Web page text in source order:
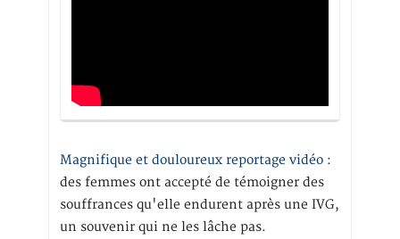
Magnifique et douloureux reportage vidéo :
des femmes ont accepté de témoigner des
souffrances qu'elle endurent après une IVG,
un souvenir qui ne les lâche pas.